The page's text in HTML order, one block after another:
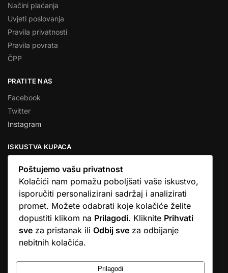
Načini plaćanja
Uvjeti poslovanja
Pravila privatnosti
Pravila povrata
ČPP
PRATITE NAS
Facebook
Twitter
Instagram
ISKUSTVA KUPACA
… Ono što me se dojmilo je ljudski pristup i njihova briga da
dobijem što sam naručio. U većini web shopova nitko vas ne
zove, samo otkažu narudžbu. …
Stjepan D.M.
© Argus elektronika d.o.o.
Poštujemo vašu privatnost
Kolačići nam pomažu poboljšati vaše iskustvo,
isporučiti personalizirani sadržaj i analizirati
promet. Možete odabrati koje kolačiće želite
dopustiti klikom na Prilagodi. Kliknite Prihvati
sve za pristanak ili Odbij sve za odbijanje
nebitnih kolačića.
Prilagodi